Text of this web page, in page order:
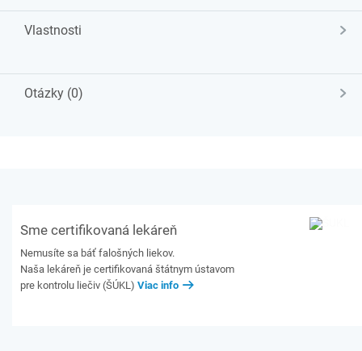
Vlastnosti
Otázky (0)
Sme certifikovaná lekáreň
Nemusíte sa báť falošných liekov.
Naša lekáreň je certifikovaná štátnym ústavom
pre kontrolu liečiv (ŠÚKL) Viac info